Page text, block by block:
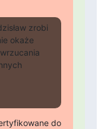
zrobi
okaże
do